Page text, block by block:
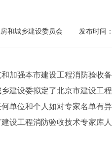
和城乡建设委员会 发布时间
强本市建设工程消防验收备
建设委拟定了北京市建设工
位和个人如对专家名单有异
工程消防验收技术专家库